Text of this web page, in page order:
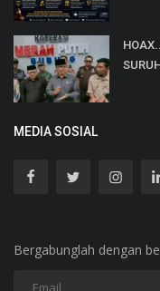
MEDIA SOSIAL
Bergabunglah dengan